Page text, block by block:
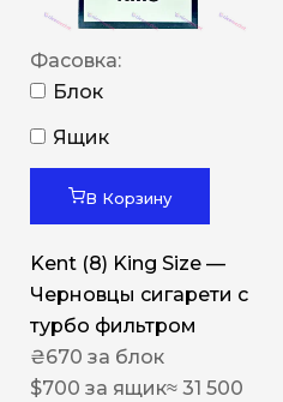
Фасовка:
Блок
Ящик
В Корзину
Kent (8) King Size —
Черновцы сигарети с
турбо фильтром
₴670 за блок
$700 за ящик≈ 31 500